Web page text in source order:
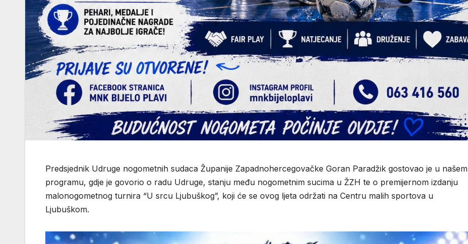
Predsjednik Udruge nogometnih sudaca Županije Zapadnohercegovačke Goran Paradžik gostovao je u našem
programu, gdje je govorio o radu Udruge, stanju među nogometnim sucima u ŽZH te o premijernom izdanju
malonogometnog turnira “U srcu Ljubuškog”, koji će se ovog ljeta održati na Centru malih sportova u
Ljubuškom.